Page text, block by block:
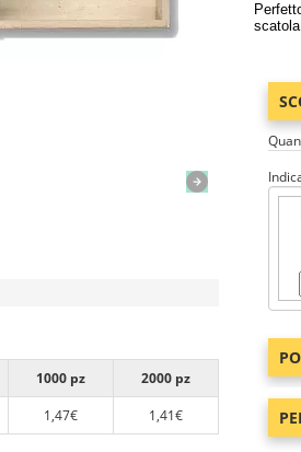
1000 pz
2000 pz
1,47€ 1,41€